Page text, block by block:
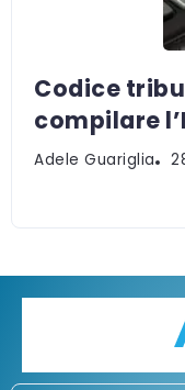
Codice
compilare
Adele Guariglia